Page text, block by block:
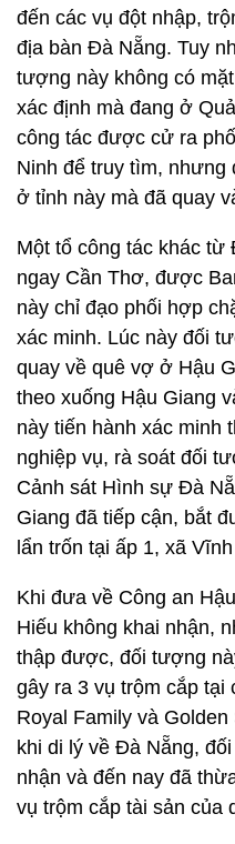
đến các vụ đột nhập,
địa bàn Đà Nẵng. Tuy
tượng này không có
xác định mà đang ở
công tác được cử ra
Ninh để truy tìm,
ở tỉnh này mà đã quay
Một tổ công tác khác
ngay Cần Thơ, được
này chỉ đạo phối hợp
xác minh. Lúc này đối
quay về quê vợ ở Hậu
theo xuống Hậu Giang
này tiến hành xác minh
nghiệp vụ, rà soát đối
Cảnh sát Hình sự Đà
Giang đã tiếp cận, bắt
lẩn trốn tại ấp 1, xã
Khi đưa về Công an
Hiếu không khai nhận,
thập được, đối tượng
gây ra 3 vụ trộm cắp tại
Royal Family và
khi di lý về Đà Nẵng,
nhận và đến nay đã
vụ trộm cắp tài sản của